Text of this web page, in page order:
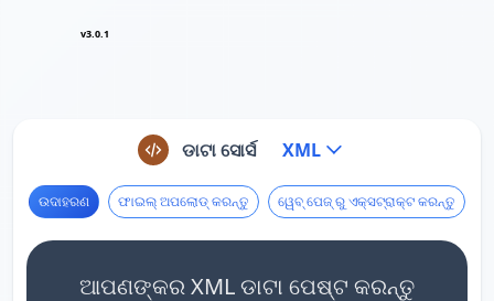
v3.0.1
ଡାଟା ସୋର୍ସ XML
ଉଦାହରଣ ଫାଇଲ୍ ଅପଲୋଡ୍ କରନ୍ତୁ ୱେବ୍ ପେଜ୍ ରୁ ଏକ୍ସଟ୍ରାକ୍ଟ କରନ୍ତୁ
ଆପଣଙ୍କର XML ଡାଟା ପେଷ୍ଟ କରନ୍ତୁ